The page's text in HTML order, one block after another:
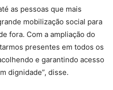
as pessoas que mais
mobilização social para
fora. Com a ampliação do
presentes em todos os
e garantindo acesso
dignidade”, disse.